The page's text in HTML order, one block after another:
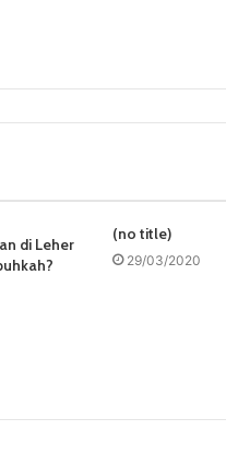
di Leher
(no title)
29/03/2020